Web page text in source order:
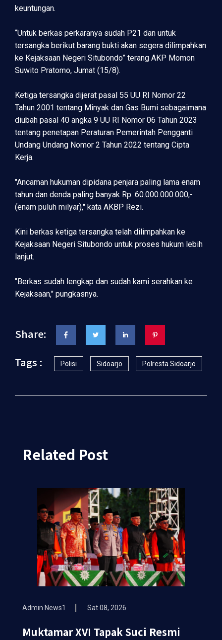
keuntungan.
“Untuk berkas perkaranya sudah P21 dan untuk
tersangka berikut barang bukti akan segera dilimpahkan
ke Kejaksaan Negeri Situbondo” terang AKP Momon
Suwito Pratomo, Jumat (15/8).
Ketiga tersangka dijerat pasal 55 UU RI Nomor 22
Tahun 2001 tentang Minyak dan Gas Bumi sebagaimana
diubah pasal 40 angka 9 UU RI Nomor 06 Tahun 2023
tentang penetapan Peraturan Pemerintah Pengganti
Undang Undang Nomor 2 Tahun 2022 tentang Cipta
Kerja.
"Ancaman hukuman dipidana penjara paling lama enam
tahun dan denda paling banyak Rp. 60.000.000.000,-
(enam puluh milyar)," kata AKBP Rezi.
Kini berkas ketiga tersangka telah dilimpahkan ke
Kejaksaan Negeri Situbondo untuk proses hukum lebih
lanjut.
"Berkas sudah lengkap dan sudah kami serahkan ke
Kejaksaan," pungkasnya.
Share:
Tags :
Polisi Sidoarjo Polresta Sidoarjo
Related Post
Admin News1 Sat 08, 2026
Muktamar XVI Tapak Suci Resmi